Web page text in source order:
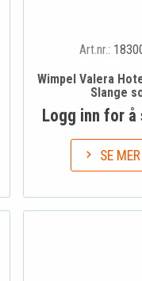
Art.nr.:
Wimpel Valera
Slange
Logg inn for
SE MER